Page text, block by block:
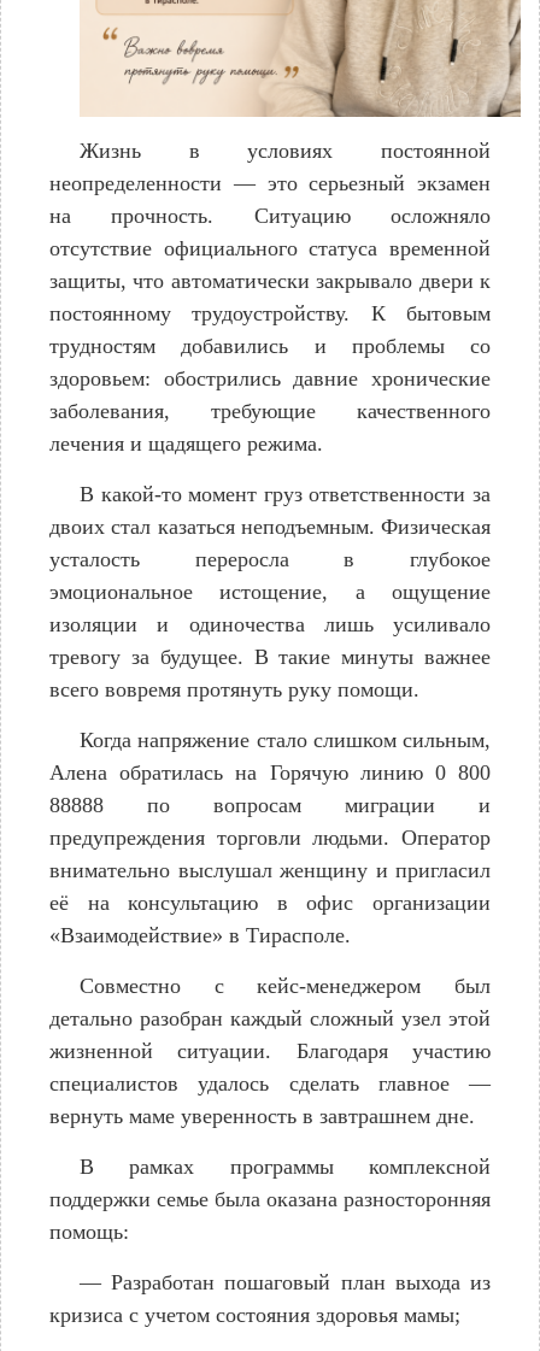
Жизнь в условиях постоянной
неопределенности — это серьезный экзамен
на прочность. Ситуацию осложняло
отсутствие официального статуса временной
защиты, что автоматически закрывало двери к
постоянному трудоустройству. К бытовым
трудностям добавились и проблемы со
здоровьем: обострились давние хронические
заболевания, требующие качественного
лечения и щадящего режима.
В какой-то момент груз ответственности за
двоих стал казаться неподъемным. Физическая
усталость переросла в глубокое
эмоциональное истощение, а ощущение
изоляции и одиночества лишь усиливало
тревогу за будущее. В такие минуты важнее
всего вовремя протянуть руку помощи.
Когда напряжение стало слишком сильным,
Алена обратилась на Горячую линию 0 800
88888 по вопросам миграции и
предупреждения торговли людьми. Оператор
внимательно выслушал женщину и пригласил
её на консультацию в офис организации
«Взаимодействие» в Тирасполе.
Совместно с кейс-менеджером был
детально разобран каждый сложный узел этой
жизненной ситуации. Благодаря участию
специалистов удалось сделать главное —
вернуть маме уверенность в завтрашнем дне.
В рамках программы комплексной
поддержки семье была оказана разносторонняя
помощь:
— Разработан пошаговый план выхода из
кризиса с учетом состояния здоровья мамы;